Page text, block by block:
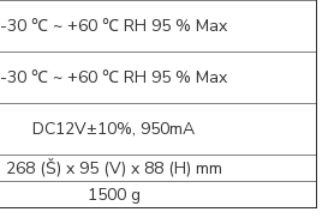
-30 ℃ ~ +60 ℃ RH 95 % Max
-30 ℃ ~ +60 ℃ RH 95 % Max
DC12V±10%, 950mA
268 (Š) x 95 (V) x 88 (H) mm
1500 g